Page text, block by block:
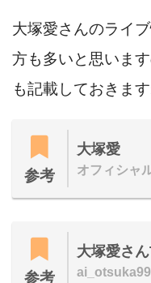
大塚愛さんのライ
方も多いと思いま
も記載しておきます
参考
大塚愛
オフィシャ
参考
大塚愛さ
ai_otsuka99